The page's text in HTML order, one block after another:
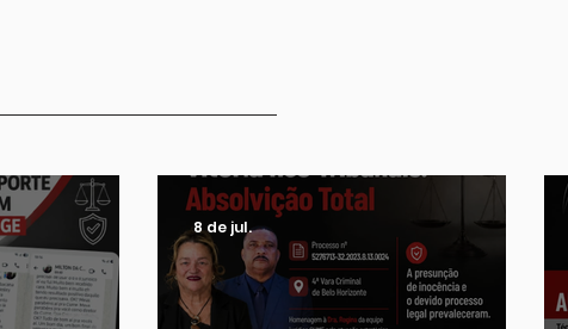
8 de jul.